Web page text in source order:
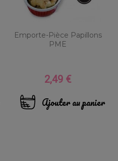
Emporte-Pièce Papillons
PME
Prix
2,49 €
Ajouter au panier